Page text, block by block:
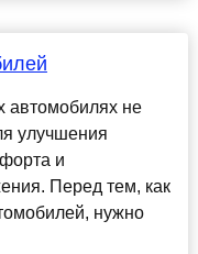
автомобилях не
улучшения
и
Перед тем, как
нужно